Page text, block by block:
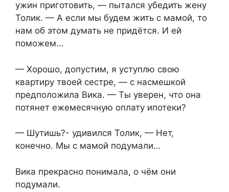
ужин приготовить, — пытался убедить жену
Толик. — А если мы будем жить с мамой, то
нам об этом думать не придётся. И ей
поможем…
— Хорошо, допустим, я уступлю свою
квартиру твоей сестре, — с насмешкой
предположила Вика. — Ты уверен, что она
потянет ежемесячную оплату ипотеки?
— Шутишь?- удивился Толик, — Нет,
конечно. Мы с мамой подумали…
Вика прекрасно понимала, о чём они
подумали.